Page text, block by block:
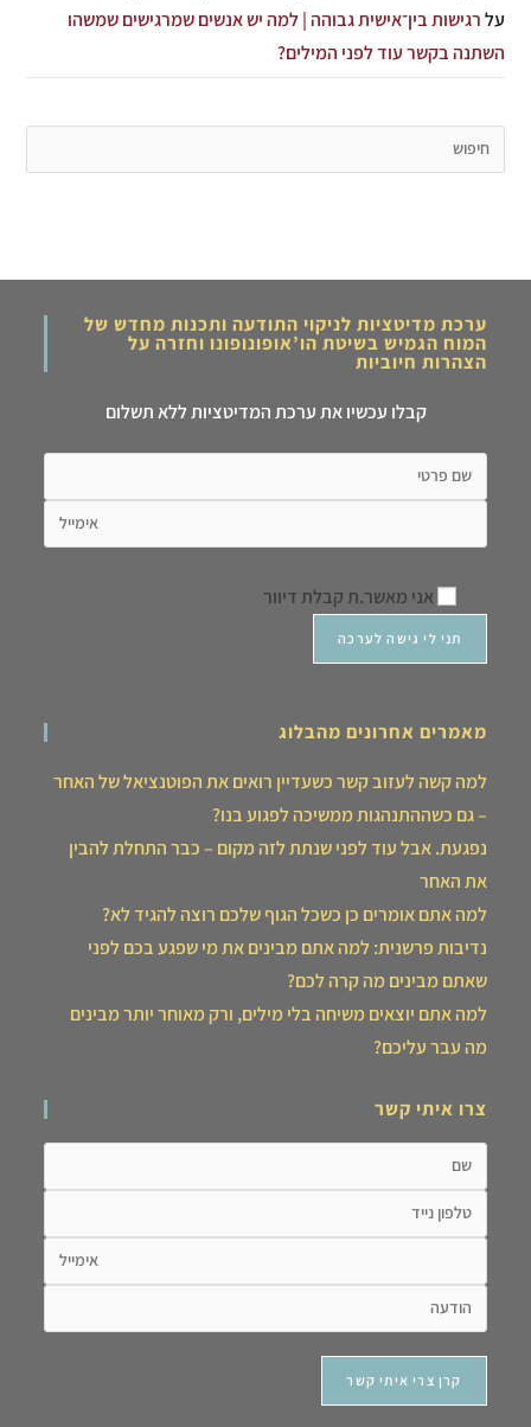
עלרגישות בין־אישית גבוהה | למה יש אנשים שמרגישים שמשהו
השתנה בקשר עוד לפני המילים?
ערכת מדיטציות לניקוי התודעה ותכנות מחדש של
המוח הגמיש בשיטת הו’אופונופונו וחזרה על
הצהרות חיוביות
קבלו עכשיו את ערכת המדיטציות ללא תשלום
אני מאשר.ת קבלת דיוור
מאמרים אחרונים מהבלוג
למה קשה לעזוב קשר כשעדיין רואים את הפוטנציאל של האחר
– גם כשההתנהגות ממשיכה לפגוע בנו?
נפגעת. אבל עוד לפני שנתת לזה מקום – כבר התחלת להבין
את האחר
למה אתם אומרים כן כשכל הגוף שלכם רוצה להגיד לא?
נדיבות פרשנית: למה אתם מבינים את מי שפגע בכם לפני
שאתם מבינים מה קרה לכם?
למה אתם יוצאים משיחה בלי מילים, ורק מאוחר יותר מבינים
מה עבר עליכם?
צרו איתי קשר